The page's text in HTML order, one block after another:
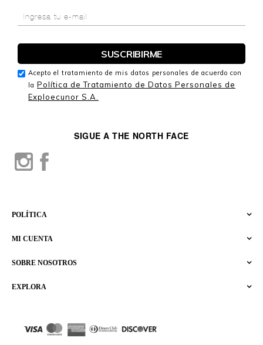
EXPLORA
SOBRE NOSOTROS
MI CUENTA
POLÍTICA
SIGUE A THE NORTH FACE
Acepto el tratamiento de mis datos personales de acuerdo con
la Política de Tratamiento de Datos Personales de
Exploecunor S.A.